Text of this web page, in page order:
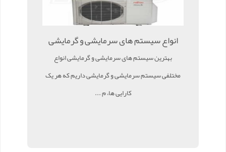
انواع سیستم های سرمایشی و گرمایشی
بهترین سیستم های سرمایشی و گرمایشی انواع
مختلفی سیستم سرمایشی و گرمایشی داریم که هر یک
کارایی ها، م ...